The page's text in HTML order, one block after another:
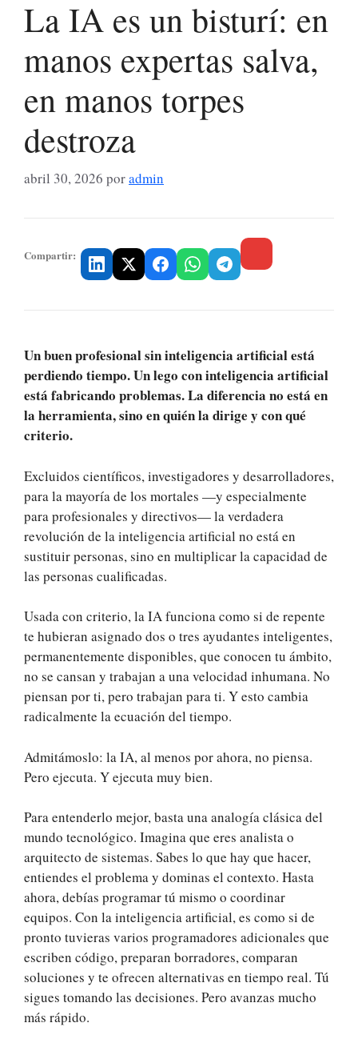
La IA es un bisturí: en
manos expertas salva,
en manos torpes
destroza
abril 30, 2026 poradmin
Compartir:
Un buen profesional sin inteligencia artificial está
perdiendo tiempo. Un lego con inteligencia artificial
está fabricando problemas. La diferencia no está en
la herramienta, sino en quién la dirige y con qué
criterio.
Excluidos científicos, investigadores y desarrolladores,
para la mayoría de los mortales —y especialmente
para profesionales y directivos— la verdadera
revolución de la inteligencia artificial no está en
sustituir personas, sino en multiplicar la capacidad de
las personas cualificadas.
Usada con criterio, la IA funciona como si de repente
te hubieran asignado dos o tres ayudantes inteligentes,
permanentemente disponibles, que conocen tu ámbito,
no se cansan y trabajan a una velocidad inhumana. No
piensan por ti, pero trabajan para ti. Y esto cambia
radicalmente la ecuación del tiempo.
Admitámoslo: la IA, al menos por ahora, no piensa.
Pero ejecuta. Y ejecuta muy bien.
Para entenderlo mejor, basta una analogía clásica del
mundo tecnológico. Imagina que eres analista o
arquitecto de sistemas. Sabes lo que hay que hacer,
entiendes el problema y dominas el contexto. Hasta
ahora, debías programar tú mismo o coordinar
equipos. Con la inteligencia artificial, es como si de
pronto tuvieras varios programadores adicionales que
escriben código, preparan borradores, comparan
soluciones y te ofrecen alternativas en tiempo real. Tú
sigues tomando las decisiones. Pero avanzas mucho
más rápido.